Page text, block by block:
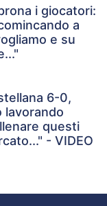
i giocatori:
a
e su
6-0,
lavorando
questi
- VIDEO